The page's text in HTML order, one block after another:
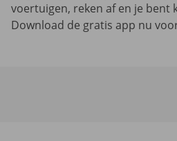
voertuigen, reken af en je bent
Download de gratis app nu